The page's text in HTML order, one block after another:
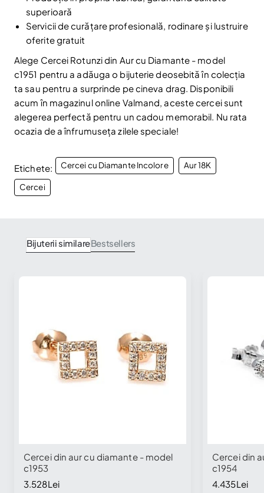
la newsletter-ul nostru.
Email
Abonare
Nu mai afișa.
superioară
Servicii de curățare profesională, rodinare și lustruire
oferite gratuit
Alege Cercei Rotunzi din Aur cu Diamante - model
c1951 pentru a adăuga o bijuterie deosebită în colecția
ta sau pentru a surprinde pe cineva drag. Disponibili
acum în magazinul online Valmand, aceste cercei sunt
alegerea perfectă pentru un cadou memorabil. Nu rata
ocazia de a înfrumuseța zilele speciale!
Etichete: Cercei cu Diamante Incolore Aur 18K
Cercei
Bijuterii similareBestsellers
Cercei din aur cu diamante - model
c1953
3.528Lei
Cercei din
c1954
4.435Lei